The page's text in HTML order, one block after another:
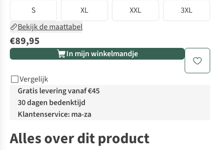
S
XL XXL
3XL
Bekijk de maattabel
€89,95
In mijn winkelmandje
Vergelijk
Gratis levering vanaf €45
30 dagen bedenktijd
Klantenservice: ma-za
Alles over dit product